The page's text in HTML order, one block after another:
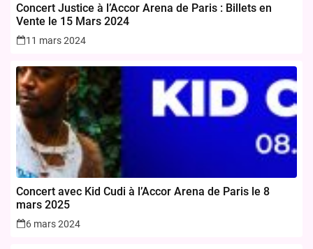
Concert Justice à l’Accor Arena de Paris : Billets en
Vente le 15 Mars 2024
11 mars 2024
Concert avec Kid Cudi à l’Accor Arena de Paris le 8
mars 2025
6 mars 2024